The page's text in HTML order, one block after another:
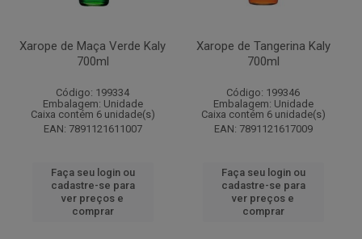
Xarope de Maça Verde Kaly
700ml
Código: 199334
Embalagem: Unidade
Caixa contém 6 unidade(s)
EAN: 7891121611007
Faça seu login ou
cadastre-se para
ver preços e
comprar
Xarope de Tangerina Kaly
700ml
Código: 199346
Embalagem: Unidade
Caixa contém 6 unidade(s)
EAN: 7891121617009
Faça seu login ou
cadastre-se para
ver preços e
comprar